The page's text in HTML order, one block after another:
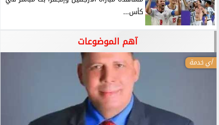
كأس...
آهم الموضوعات
أي خدمة